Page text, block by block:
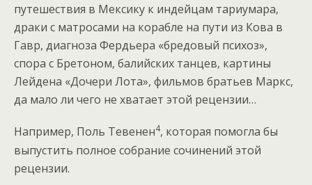
путешествия в Мексику к индейцам тариумара,
драки с матросами на корабле на пути из Кова в
Гавр, диагноза Фердьера «бредовый психоз»,
спора с Бретоном, балийских танцев, картины
Лейдена «Дочери Лота», фильмов братьев Маркс,
да мало ли чего не хватает этой рецензии…
Например, Поль Тевенен4, которая помогла бы
выпустить полное собрание сочинений этой
рецензии.